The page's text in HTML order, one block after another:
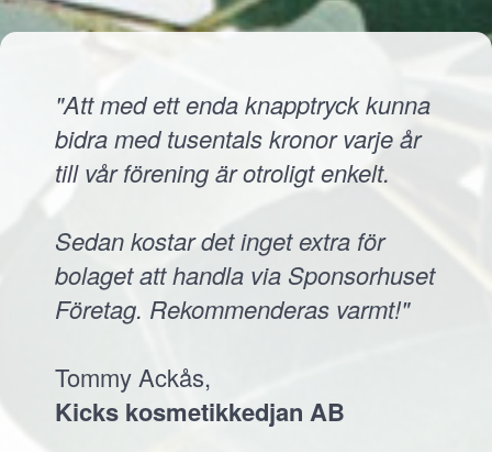
"Att med ett enda knapptryck kunna
bidra med tusentals kronor varje år
till vår förening är otroligt enkelt.
Sedan kostar det inget extra för
bolaget att handla via Sponsorhuset
Företag. Rekommenderas varmt!"
Tommy Ackås,
Kicks kosmetikkedjan AB